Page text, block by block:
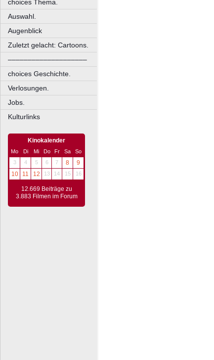
choices Thema.
Auswahl.
Augenblick
Zuletzt gelacht: Cartoons.
––––––––––––––––––––
choices Geschichte.
Verlosungen.
Jobs.
Kulturlinks
Kinokalender
Mo Di Mi Do Fr Sa
So
3
4 5 6 7 8
9
10
11 12 13 14 15 16
12.669 Beiträge zu
3.883 Filmen im Forum